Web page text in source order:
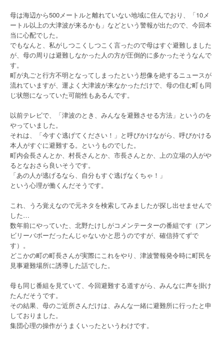
母は海辺から500メートルと離れていない地域に住んでおり、「10メ
ートル以上の大津波が来るかも」などという警報が出たので、今回本
当に心配でした。
でもなんと、私がしつこくしつこく言ったので母はすぐ避難しました
が、母の周りは避難しなかった人の方が圧倒的に多かったそうなんで
す。
町が丸ごと行方不明となってしまったという想像を絶するニュースが
流れていますが、運よく大津波が来なかっただけで、母の住む町も同
じ状態になっていた可能性もあるんです。
以前テレビで、「津波のとき、みんなを避難させる方法」というのを
やっていました。
それは、「今すぐ逃げてください！」と呼びかけながら、呼びかける
本人がすぐに避難する。というものでした。
町内会長さんとか、村長さんとか、市長さんとか、上の立場の人がや
るとなおさら良いそうです。
「あの人が逃げるなら、自分もすぐ逃げなくちゃ！」
という心理が働くんだそうです。
これ、うろ覚えなので元ネタを検索してみましたが探し出せませんで
した…
数年前にやっていた、北野たけしがコメンテーターの番組です（アン
ビリーバボーだったんじゃないかと思うのですが、確信持てずで
す）。
どこかの町の町長さんが実際にこれをやり、津波警報発令時に町民を
見事避難場所に誘導した話でした。
母も同じ番組を見ていて、今回避難する道すがら、みんなに声を掛け
たんだそうです。
その結果、母のご近所さんだけは、みんな一緒に避難所に行ったと申
しておりました。
集団心理の操作がうまくいったというわけです。